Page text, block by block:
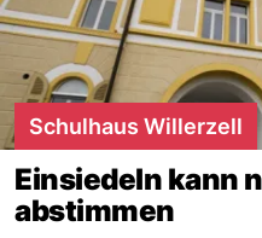
Schulhaus Willerzell
Einsiedeln kann
abstimmen